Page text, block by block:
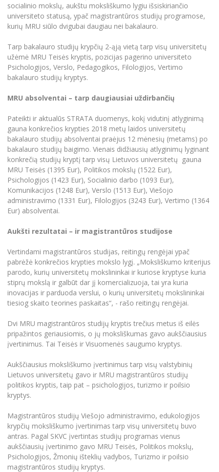
Universiteto teatras
MRU pop vokalinis ansamblis (vadovas Artūras
Novikas)
MRU merginų choras
Neformaliuoju ir (ar) savišvietos būdu įgytų
kompetencijų vertinimas ir pripažinimas
Studijų organizavimas
Erasmus+ mobilumas praktikoms (SMP)
Kitos galimybės
Partnerystės
Azijos centras
Vilniaus Karaliaus Sedžiongo institutas
Frankofoniškų šalių studijų centras
Emocinė gerovė
Mokslo laboratorijos
Žmogaus, aplinkos ir technologijų (HET)
Doktorantūra
Projektai
Mokslo naujienos
Kasmetiniai mokslo renginiai
Veiklos dokumentai
Darbas MRU
Universiteto simbolika
Atributika
Naujienos
Tarptautiškumas
Studentams
Studentams
Darbuotojams
Azijos centras
Vilniaus Karaliaus Sedžiongo institutas
Frankofoniškų šalių studijų centras
Darbuotojams
Partnerystės
Vilniaus Karaliaus Sedžiongo institutas
Frankofoniškų šalių studijų centras
Darnus vystymasis
Privatumo politika
Negalia ir individualieji poreikiai
Parama Ukrainai
Civilinė sauga
Korupcijos prevencija
Sūduvos akademija
Tinklalaidės
Bakalauro studijos
Magistrantūros studijos
Vadovų MBA
Švietimo ir kultūros vadovų MPA
Papildomosios studijos
Doktorantūros studijos
Profesinės bakalauro studijos
Personalo valdymo centras
Privačių interesų deklaravimas
Informacija naujiems darbuotojams
Studijų Moodle (studijų vykdymui)
Darbuotojų Moodle (kompetencijų tobulinimui)
Studijų tvarkaraštis
Informacinė sistema "Studijos"
Daugiafaktorinė autentifikacija universiteto
darbuotojams (MFA)
Mokslininkų profiliai "CRIS"
Bendruomenės gerovė
Darbuotojų kvalifikacijos kėlimas
Intranetas
eDVS
MRU mobilios programėlės
Pagalbos sistema
Kontaktų paieška
socialinio mokslų, aukštu moksliškumo lygiu išsiskiriančio
universiteto statusą, ypač magistrantūros studijų programose,
kurių MRU siūlo dvigubai daugiau nei bakalauro.
Tarp bakalauro studijų krypčių 2-ąją vietą tarp visų universitetų
užėmė MRU Teisės kryptis, pozicijas pagerino universiteto
Psichologijos, Verslo, Pedagogikos, Filologijos, Vertimo
bakalauro studijų kryptys.
MRU absolventai – tarp daugiausiai uždirbančių
Pateikti ir aktualūs STRATA duomenys, kokį vidutinį atlyginimą
gauna konkrečios krypties 2018 metų laidos universitetų
bakalauro studijų absolventai praėjus 12 mėnesių (metams) po
bakalauro studijų baigimo. Vienais didžiausių atlyginimų lyginant
konkrečią studijų kryptį tarp visų Lietuvos universitetų gauna
MRU Teisės (1395 Eur), Politikos mokslų (1522 Eur),
Psichologijos (1423 Eur), Socialinio darbo (1093 Eur),
Komunikacijos (1248 Eur), Verslo (1513 Eur), Viešojo
administravimo (1331 Eur), Filologijos (3243 Eur), Vertimo (1364
Eur) absolventai.
Aukšti rezultatai – ir magistrantūros studijose
Vertindami magistrantūros studijas, reitingų rengėjai ypač
pabrėžė konkrečios krypties mokslo lygį. „Moksliškumo kriterijus
parodo, kurių universitetų mokslininkai ir kuriose kryptyse kuria
stiprų mokslą ir galbūt dar jį komercializuoja, tai yra kuria
inovacijas ir parduoda verslui, o kurių universitetų mokslininkai
tiesiog skaito teorines paskaitas“, - rašo reitingų rengėjai.
Dvi MRU magistrantūros studijų kryptis trečius metus iš eilės
pripažintos geriausiomis, o jų moksliškumas gavo aukščiausius
įvertinimus. Tai Teisės ir Visuomenės saugumo kryptys.
Aukščiausius moksliškumo įvertinimus tarp visų valstybinių
Lietuvos universitetų gavo ir MRU magistrantūros studijų
politikos kryptis, taip pat – psichologijos, turizmo ir poilsio
kryptys.
Magistrantūros studijų Viešojo administravimo, edukologijos
krypčių moksliškumo įvertinimas tarp visų universitetų buvo
antras. Pagal SKVC įvertintas studijų programas vienus
aukščiausių įvertinimo gavo MRU Teisės, Politikos mokslų,
Psichologijos, Žmonių išteklių vadybos, Turizmo ir poilsio
magistrantūros studijų kryptys.